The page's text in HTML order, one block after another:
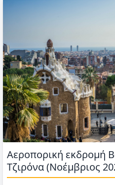
Αεροπορική εκδρομή
Τζιρόνα (Νοέμβριος